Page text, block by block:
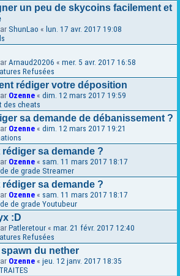
un peu de skycoins facilement et
ShunLao « lun. 17 avr. 2017 19:08
Arnaud20206 « mer. 5 avr. 2017 16:58
Refusées
rédiger votre déposition
Ozenne « dim. 12 mars 2017 19:59
des cheats
sa demande de débanissement ?
Ozenne « dim. 12 mars 2017 19:21
rédiger sa demande ?
Ozenne « sam. 11 mars 2017 18:17
de grade Streamer
rédiger sa demande ?
Ozenne « sam. 11 mars 2017 18:17
de grade Youtubeur
:D
Patleretour « mar. 21 févr. 2017 12:40
Refusées
du nether
Ozenne « jeu. 12 janv. 2017 18:35